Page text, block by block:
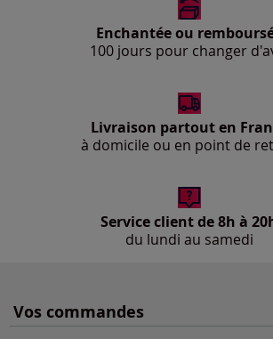
Enchantée ou
100 jours pour changer
Livraison partout en
à domicile ou en point de
Service client de 8h à
du lundi au samedi
Vos commandes